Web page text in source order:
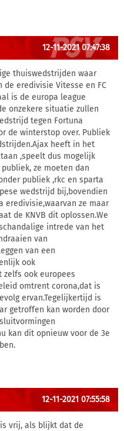
12-11-2021 07:47:38
thuiswedstrijden waar
de eredivisie Vitesse en FC
is de europa league
onzekere situatie zullen
tegen Fortuna
de winterstop over. Publiek
heeft in het
,speelt dus mogelijk
ze moeten dan
publiek ,rkc en sparta
wedstrijd bij,bovendien
eredivisie,waarvan ze maar
de KNVB dit oplossen.We
intrede van het
van
van een
ook
ook europees
omtrent corona,dat is
ervan.Tegelijkertijd is
getroffen kan worden door
kan dit opnieuw voor de 3e
12-11-2021 07:55:58
vrij, als blijkt dat de